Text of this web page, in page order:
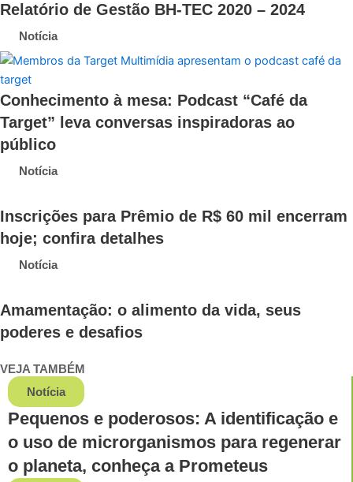
Relatório de Gestão BH-TEC 2020 – 2024
Notícia
Conhecimento à mesa: Podcast “Café da
Target” leva conversas inspiradoras ao
público
Notícia
Inscrições para Prêmio de R$ 60 mil encerram
hoje; confira detalhes
Notícia
Amamentação: o alimento da vida, seus
poderes e desafios
VEJA TAMBÉM
Notícia
Pequenos e poderosos: A identificação e
o uso de microrganismos para regenerar
o planeta, conheça a Prometeus